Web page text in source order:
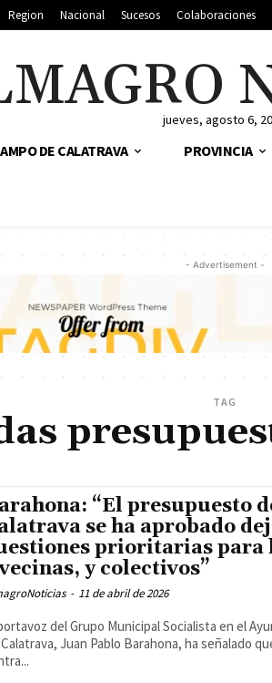
Region Nacional Sucesos Colaboraciones
jueves, agosto 6,
DE CALATRAVA PROVINCIA
- Advertisement -
TAG
“El presupuesto
se ha aprobado
prioritarias para
y colectivos”
- 11 de abril de 2026
del Grupo Municipal Socialista en el
Juan Pablo Barahona, ha señalado